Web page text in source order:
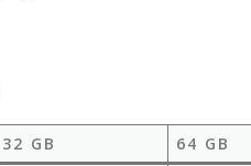
32 GB 64 GB